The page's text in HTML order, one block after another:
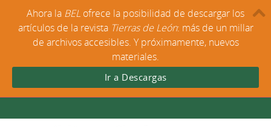
Ahora la BEL ofrece la posibilidad de descargar los
artículos de la revista Tierras de León: más de un millar
de archivos accesibles. Y próximamente, nuevos
materiales.
Ir a Descargas